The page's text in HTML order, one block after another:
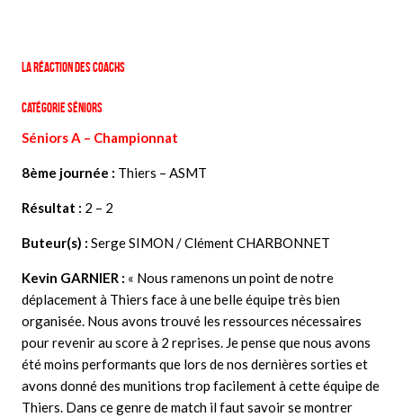
La réaction des coachs
Catégorie Séniors
Séniors A – Championnat
8ème journée : Thiers – ASMT
Résultat : 2 – 2
Buteur(s) : Serge SIMON / Clément CHARBONNET
Kevin GARNIER : « Nous ramenons un point de notre
déplacement à Thiers face à une belle équipe très bien
organisée. Nous avons trouvé les ressources nécessaires
pour revenir au score à 2 reprises. Je pense que nous avons
été moins performants que lors de nos dernières sorties et
avons donné des munitions trop facilement à cette équipe de
Thiers. Dans ce genre de match il faut savoir se montrer